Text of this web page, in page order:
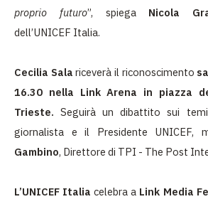
proprio futuro”, spiega Nicola
dell’UNICEF Italia.
Cecilia Sala riceverà il riconoscimento
16.30 nella Link Arena in piazza
Trieste.Seguirà un dibattito sui
giornalista e il Presidente UNICEF,
Gambino, Direttore di TPI - The Post
L’UNICEF Italiacelebra a Link Media